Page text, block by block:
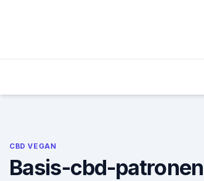
CBD VEGAN
Basis-cbd-patronen